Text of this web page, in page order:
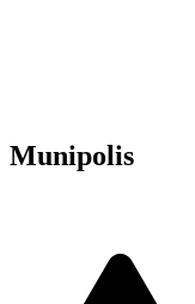
Munipolis